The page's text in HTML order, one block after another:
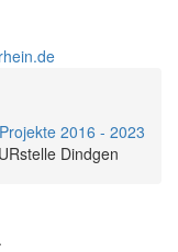
2016 - 2023
Dindgen